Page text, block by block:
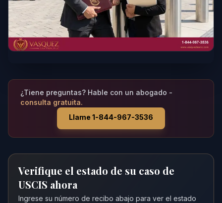
¿Tiene preguntas? Hable con un abogado -
consulta gratuita.
Llame 1-844-967-3536
Verifique el estado de su caso de
USCIS ahora
Ingrese su número de recibo abajo para ver el estado